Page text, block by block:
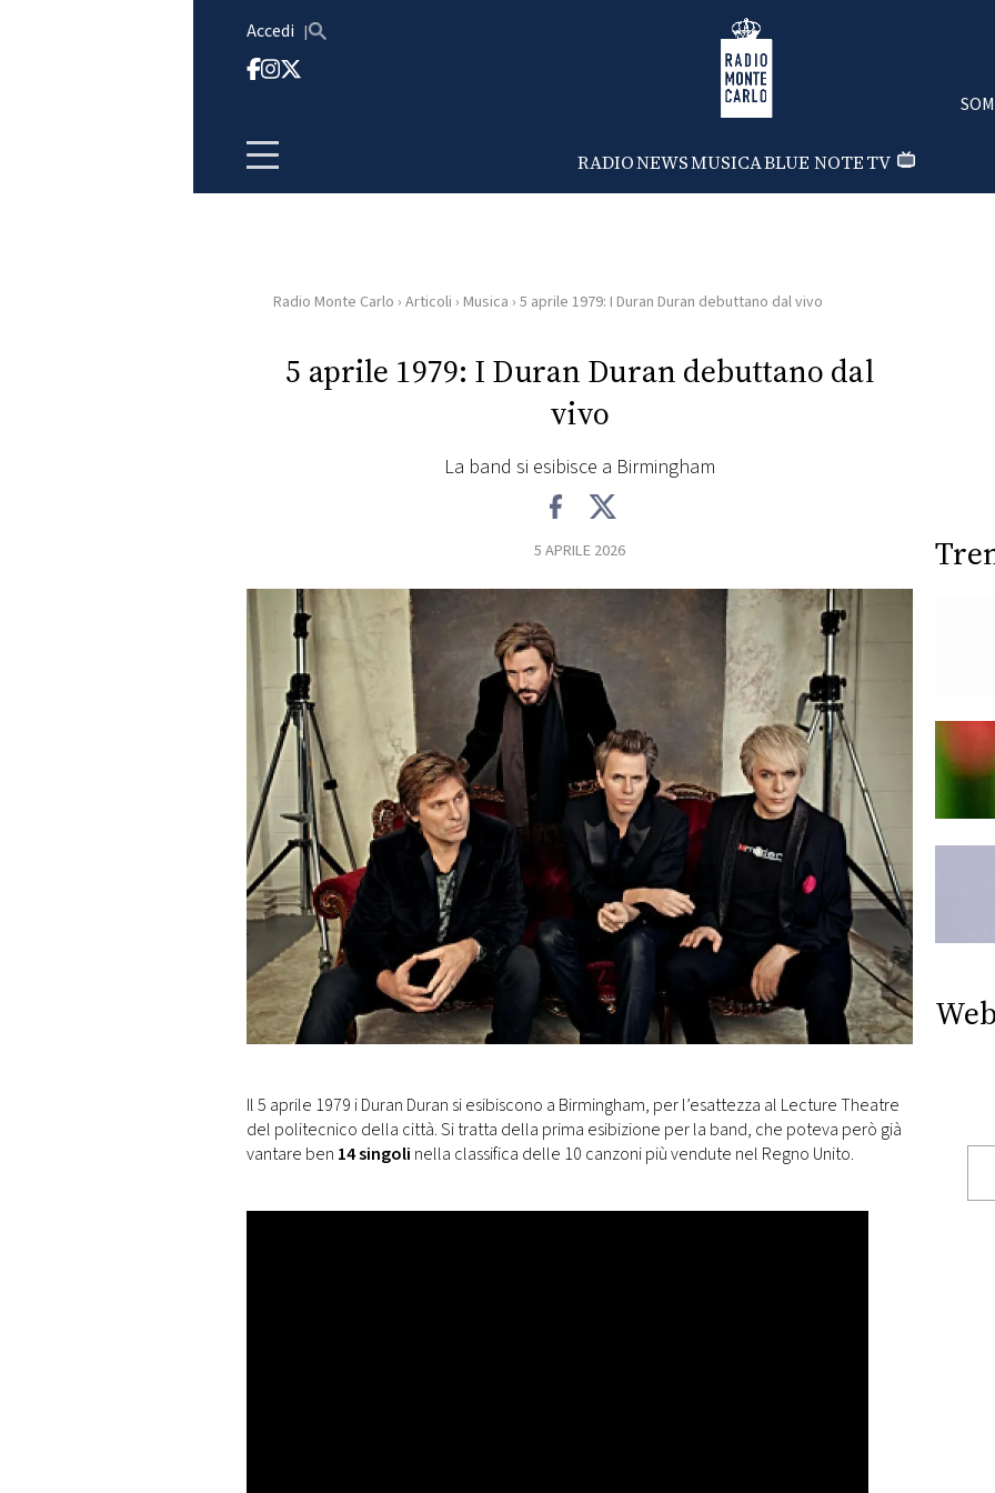
Accedi Radio Monte Carlo
RADIONEWSMUSICABLUE NOTETV
HOME
RADIO
NEWS
FOTO
CONCORSI
EVENTI
VIDEO
TV
PRINCIPATO
DI
MONACO
RMC
CONSIGLIA
Radio Monte Carlo › Articoli › Musica › 5 aprile 1979: I Duran Duran debuttano dal vivo
5 aprile 1979: I Duran Duran debuttano dal
vivo
La band si esibisce a Birmingham
5 APRILE 2026
Il 5 aprile 1979 i Duran Duran si esibiscono a Birmingham, per l’esattezza al Lecture Theatre
del politecnico della città. Si tratta della prima esibizione per la band, che poteva però già
vantare ben 14 singoli nella classifica delle 10 canzoni più vendute nel Regno Unito.